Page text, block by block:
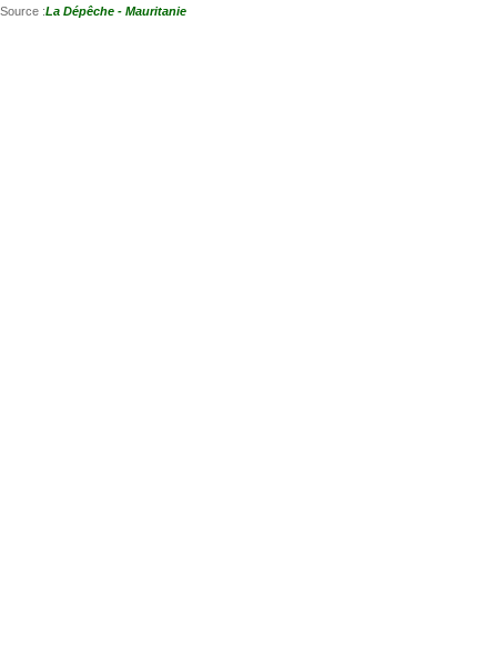
Source :La Dépêche - Mauritanie